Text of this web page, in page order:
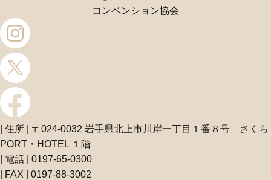
| 住所 | 〒024-0032 岩手県北上市川岸一丁目１番８号 さくら
PORT・HOTEL １階
| 電話 | 0197-65-0300
| FAX | 0197-88-3002